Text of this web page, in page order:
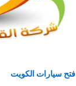
فتح سيارات الكويت